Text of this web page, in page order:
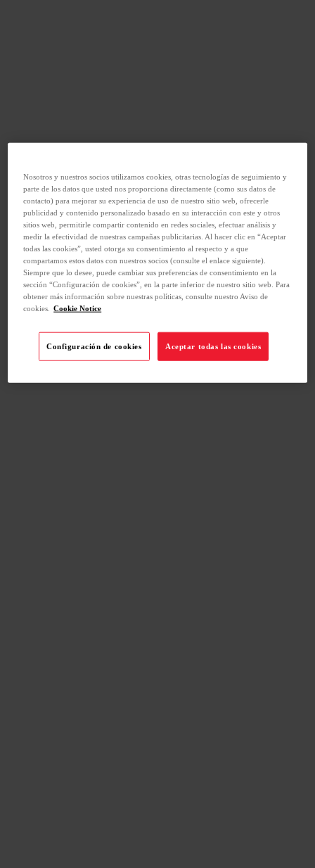
Nosotros y nuestros socios utilizamos cookies, otras tecnologías de seguimiento y
parte de los datos que usted nos proporciona directamente (como sus datos de
contacto) para mejorar su experiencia de uso de nuestro sitio web, ofrecerle
publicidad y contenido personalizado basado en su interacción con este y otros
sitios web, permitirle compartir contenido en redes sociales, efectuar análisis y
medir la efectividad de nuestras campañas publicitarias. Al hacer clic en “Aceptar
todas las cookies”, usted otorga su consentimiento al respecto y a que
compartamos estos datos con nuestros socios (consulte el enlace siguiente).
Siempre que lo desee, puede cambiar sus preferencias de consentimiento en la
sección “Configuración de cookies”, en la parte inferior de nuestro sitio web. Para
obtener más información sobre nuestras políticas, consulte nuestro Aviso de
cookies.
Cookie Notice
Configuración de cookies Aceptar todas las cookies